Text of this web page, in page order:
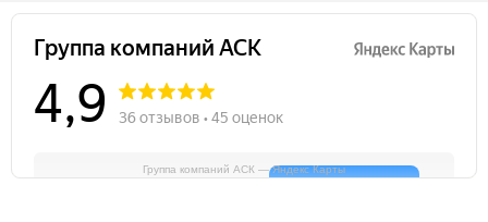
Группа компаний АСК — Яндекс Карты